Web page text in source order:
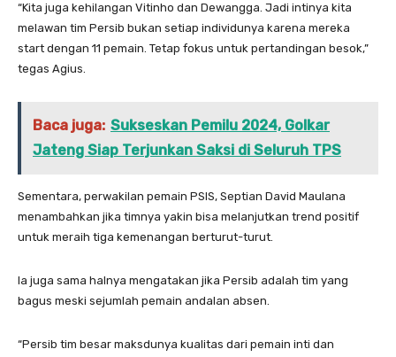
“Kita juga kehilangan Vitinho dan Dewangga. Jadi intinya kita
melawan tim Persib bukan setiap individunya karena mereka
start dengan 11 pemain. Tetap fokus untuk pertandingan besok,”
tegas Agius.
Baca juga: Sukseskan Pemilu 2024, Golkar
Jateng Siap Terjunkan Saksi di Seluruh TPS
Sementara, perwakilan pemain PSIS, Septian David Maulana
menambahkan jika timnya yakin bisa melanjutkan trend positif
untuk meraih tiga kemenangan berturut-turut.
Ia juga sama halnya mengatakan jika Persib adalah tim yang
bagus meski sejumlah pemain andalan absen.
“Persib tim besar maksdunya kualitas dari pemain inti dan